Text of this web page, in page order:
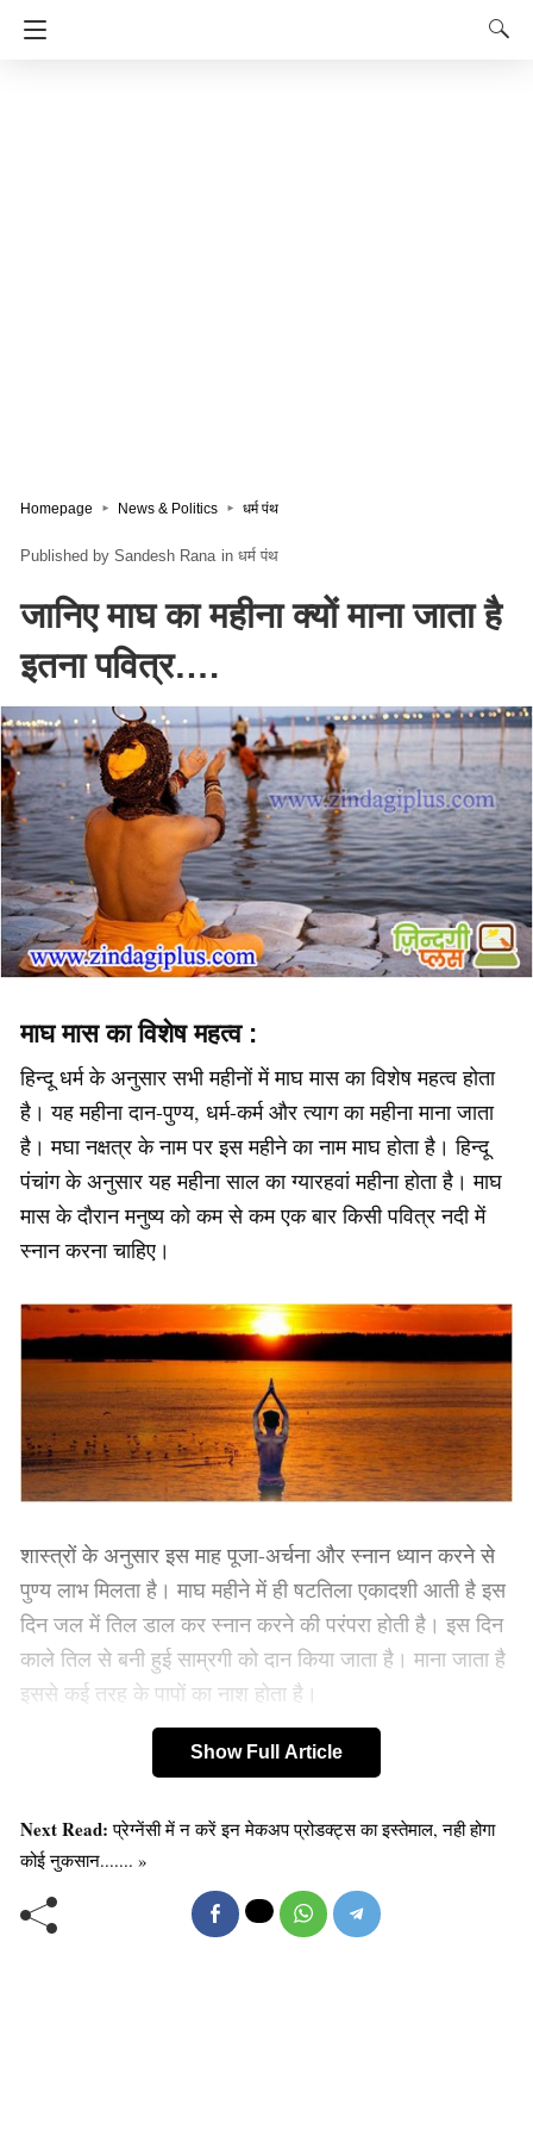
Homepage News & Politics धर्म पंथ
Sandesh Rana in धर्म पंथ
जानिए माघ का महीना क्यों माना जाता है
इतना पवित्र….
माघ मास का विशेष महत्व :
हिन्दू धर्म के अनुसार सभी महीनों में माघ मास का विशेष महत्व होता
है। यह महीना दान-पुण्य, धर्म-कर्म और त्याग का महीना माना जाता
है। मघा नक्षत्र के नाम पर इस महीने का नाम माघ होता है। हिन्दू
पंचांग के अनुसार यह महीना साल का ग्यारहवां महीना होता है। माघ
मास के दौरान मनुष्य को कम से कम एक बार किसी पवित्र नदी में
स्नान करना चाहिए।
शास्त्रों के अनुसार इस माह पूजा-अर्चना और स्नान ध्यान करने से
पुण्य लाभ मिलता है। माघ महीने में ही षटतिला एकादशी आती है इस
दिन जल में तिल डाल कर स्नान करने की परंपरा होती है। इस दिन
काले तिल से बनी हुई साम्रगी को दान किया जाता है। माना जाता है
इससे कई तरह के पापों का नाश होता है।
Show Full Article
Next Read:प्रेग्नेंसी में न करें इन मेकअप प्रोडक्ट्स का इस्तेमाल, नही होगा
कोई नुकसान....... »